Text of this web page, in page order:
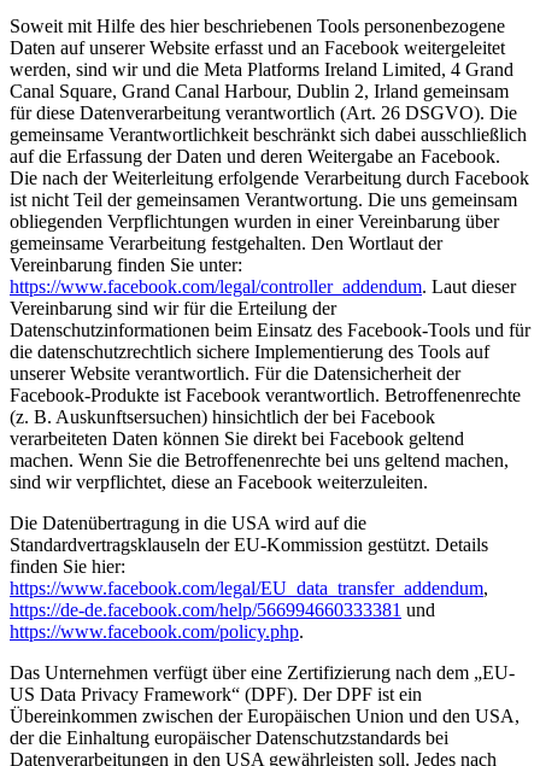
Soweit mit Hilfe des hier beschriebenen Tools personenbezogene
Daten auf unserer Website erfasst und an Facebook weitergeleitet
werden, sind wir und die Meta Platforms Ireland Limited, 4 Grand
Canal Square, Grand Canal Harbour, Dublin 2, Irland gemeinsam
für diese Datenverarbeitung verantwortlich (Art. 26 DSGVO). Die
gemeinsame Verantwortlichkeit beschränkt sich dabei ausschließlich
auf die Erfassung der Daten und deren Weitergabe an Facebook.
Die nach der Weiterleitung erfolgende Verarbeitung durch Facebook
ist nicht Teil der gemeinsamen Verantwortung. Die uns gemeinsam
obliegenden Verpflichtungen wurden in einer Vereinbarung über
gemeinsame Verarbeitung festgehalten. Den Wortlaut der
Vereinbarung finden Sie unter:
https://www.facebook.com/legal/controller_addendum. Laut dieser
Vereinbarung sind wir für die Erteilung der
Datenschutzinformationen beim Einsatz des Facebook-Tools und für
die datenschutzrechtlich sichere Implementierung des Tools auf
unserer Website verantwortlich. Für die Datensicherheit der
Facebook-Produkte ist Facebook verantwortlich. Betroffenenrechte
(z. B. Auskunftsersuchen) hinsichtlich der bei Facebook
verarbeiteten Daten können Sie direkt bei Facebook geltend
machen. Wenn Sie die Betroffenenrechte bei uns geltend machen,
sind wir verpflichtet, diese an Facebook weiterzuleiten.
Die Datenübertragung in die USA wird auf die
Standardvertragsklauseln der EU-Kommission gestützt. Details
finden Sie hier:
https://www.facebook.com/legal/EU_data_transfer_addendum,
https://de-de.facebook.com/help/566994660333381 und
https://www.facebook.com/policy.php.
Das Unternehmen verfügt über eine Zertifizierung nach dem „EU-
US Data Privacy Framework“ (DPF). Der DPF ist ein
Übereinkommen zwischen der Europäischen Union und den USA,
der die Einhaltung europäischer Datenschutzstandards bei
Datenverarbeitungen in den USA gewährleisten soll. Jedes nach